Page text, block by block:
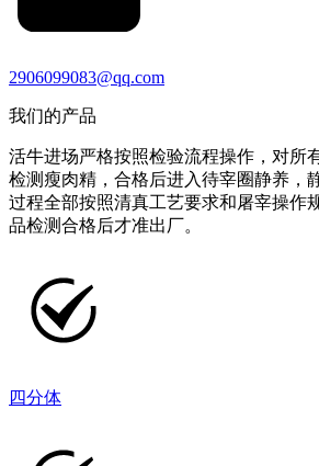
2906099083@qq.com
我们的产品
活牛进场严格按照检验流程操作，对所
检测瘦肉精，合格后进入待宰圈静养，
过程全部按照清真工艺要求和屠宰操作
品检测合格后才准出厂。
四分体